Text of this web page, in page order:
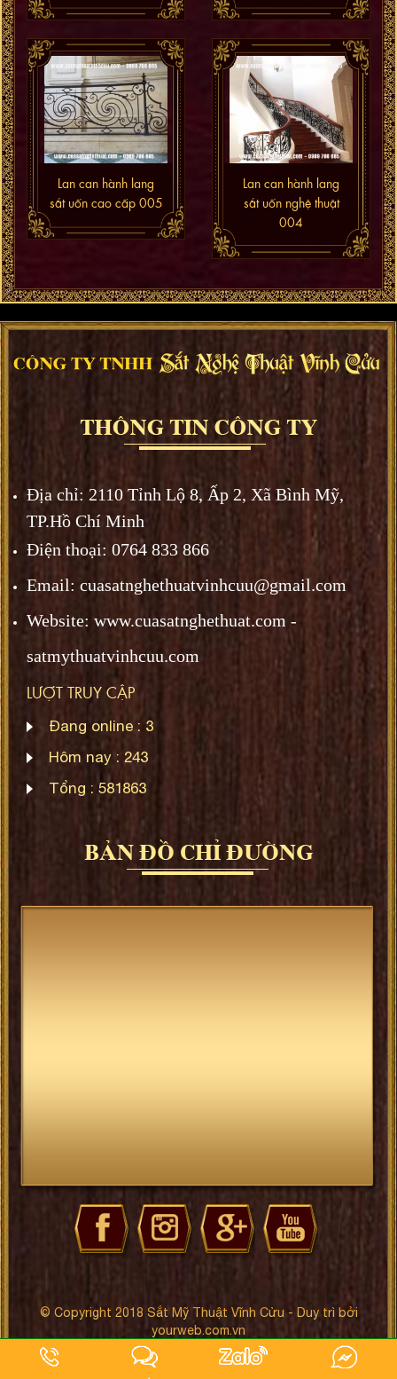
Lan can hành lang
sắt uốn cao cấp 005
Lan can hành lang
sắt uốn nghệ thuật
004
Địa chỉ: 2110 Tỉnh Lộ 8, Ấp 2, Xã Bình Mỹ,
TP.Hồ Chí Minh
Điện thoại: 0764 833 866
Email: cuasatnghethuatvinhcuu@gmail.com
Website: www.cuasatnghethuat.com -
satmythuatvinhcuu.com
LƯỢT TRUY CẬP
Đang online : 3
Hôm nay : 243
Tổng : 581863
© Copyright 2018 Sắt Mỹ Thuật Vĩnh Cửu - Duy trì bởi
yourweb.com.vn